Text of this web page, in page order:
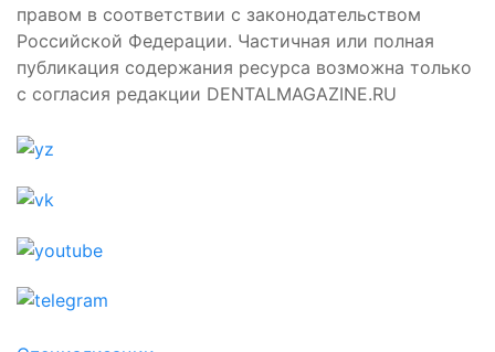
правом в соответствии с законодательством
Российской Федерации. Частичная или полная
публикация содержания ресурса возможна только
с согласия редакции DENTALMAGAZINE.RU